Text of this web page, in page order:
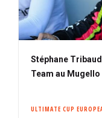
Stéphane
Team au Mugello
ULTIMATE CUP